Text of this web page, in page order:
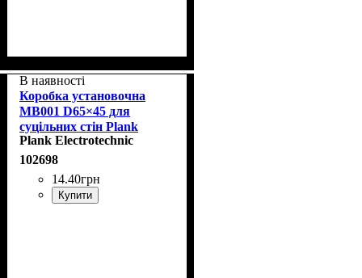
В наявності
Коробка установочна
MB001 D65×45 для
суцільних стін Plank
PLK5001500
Plank Electrotechnic
102698
14.40грн
Купити